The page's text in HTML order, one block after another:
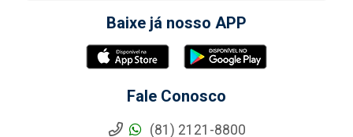
Baixe já nosso APP
Fale Conosco
(81) 2121-8800